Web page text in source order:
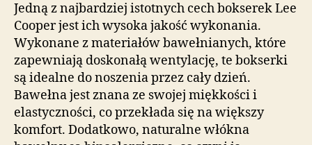
Jedną z najbardziej istotnych cech bokserek Lee
Cooper jest ich wysoka jakość wykonania.
Wykonane z materiałów bawełnianych, które
zapewniają doskonałą wentylację, te bokserki
są idealne do noszenia przez cały dzień.
Bawełna jest znana ze swojej miękkości i
elastyczności, co przekłada się na większy
komfort. Dodatkowo, naturalne włókna